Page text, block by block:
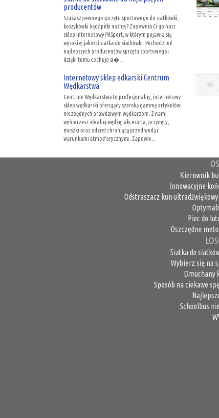
producentów
Szukasz pewnego sprzętu sportowego do siatkówki,
koszykówki bądź piłki nożnej? Zapewnia Ci go nasz
sklep internetowy PilSport, w którym pojawia się
wysokiej jakości siatka do siatkówki. Pochodzi od
najlepszych producentów sprzętu sportowego i
dzięki temu cechuje si�...
Internetowy sklep edkarski Centrum
Wędkarstwa
Centrum Wędkarstwa to profesjonalny, internetowy
sklep wędkarski oferujący szeroką gammę artykułów
niezbędnych prawdziwym wędkarzom. Z nami
wybierzesz idealną wędkę, akcesoria, przynęty,
muszki oraz odzież chroniącą przed wodą i
warunkami atmosferycznymi. Zapewni...
Kierownik
Innowacyjne
Odstraszacz kun
Piec do
Oszczędne
Siatka do
Wybierz się na
Dmuchany
Sposób na ciekawe
Schoolbus